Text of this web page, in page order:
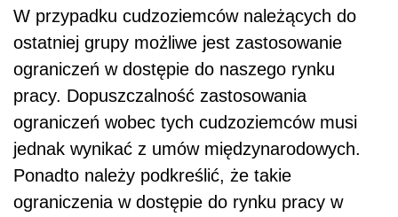
W przypadku cudzoziemców należących do
ostatniej grupy możliwe jest zastosowanie
ograniczeń w dostępie do naszego rynku
pracy. Dopuszczalność zastosowania
ograniczeń wobec tych cudzoziemców musi
jednak wynikać z umów międzynarodowych.
Ponadto należy podkreślić, że takie
ograniczenia w dostępie do rynku pracy w